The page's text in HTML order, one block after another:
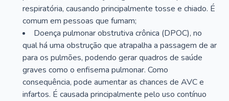
respiratória, causando principalmente tosse e chiado. É
comum em pessoas que fumam;
Doença pulmonar obstrutiva crônica (DPOC), no
qual há uma obstrução que atrapalha a passagem de ar
para os pulmões, podendo gerar quadros de saúde
graves como o enfisema pulmonar. Como
consequência, pode aumentar as chances de AVC e
infartos. É causada principalmente pelo uso contínuo